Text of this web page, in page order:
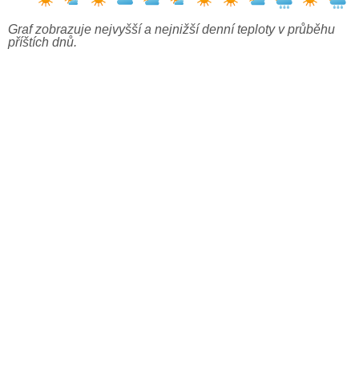
Graf zobrazuje nejvyšší a nejnižší denní teploty v průběhu
příštích dnů.